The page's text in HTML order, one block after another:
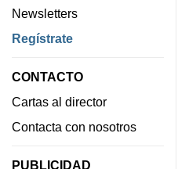
Newsletters
Regístrate
CONTACTO
Cartas al director
Contacta con nosotros
PUBLICIDAD